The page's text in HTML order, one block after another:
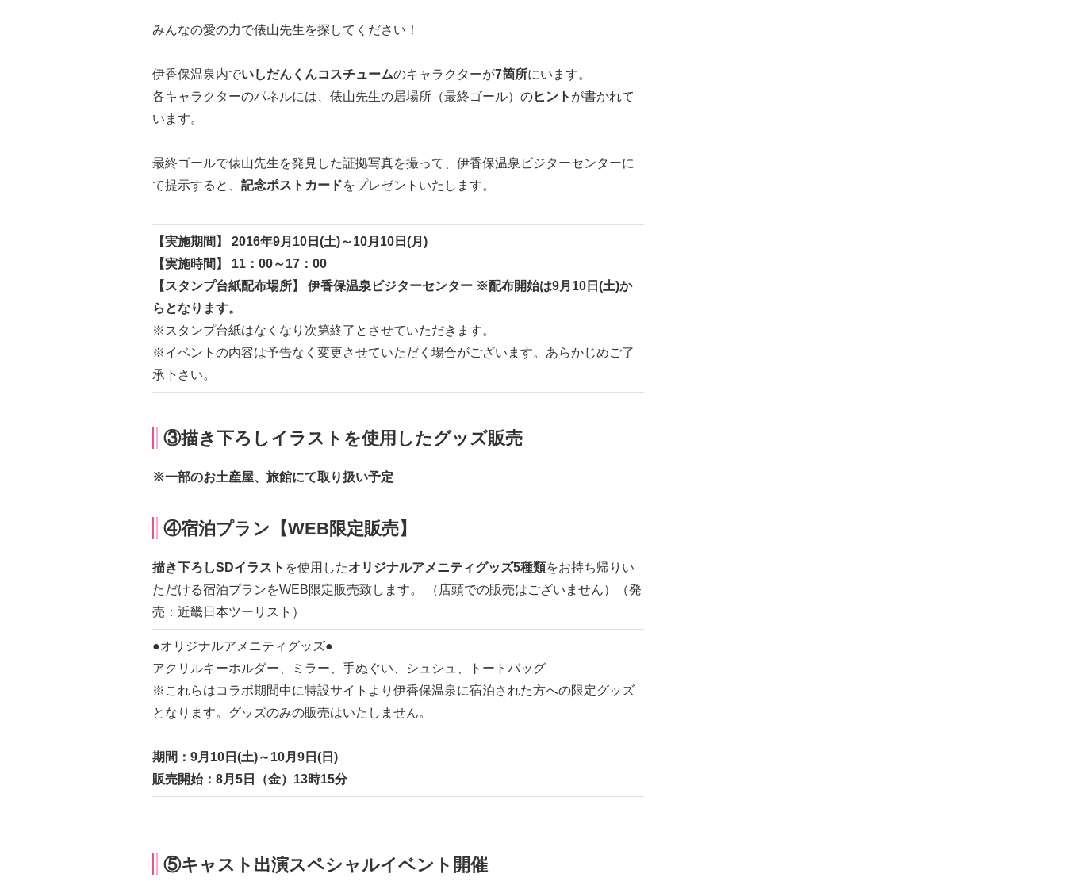
みんなの愛の力で俵山先生を探してください！
伊香保温泉内でいしだんくんコスチュームのキャラクターが7箇所にいます。
各キャラクターのパネルには、俵山先生の居場所（最終ゴール）のヒント が書かれて
います。
最終ゴールで俵山先生を発見した証拠写真を撮って、伊香保温泉ビジターセンターに
て提示すると、 記念ポストカードをプレゼントいたします。
【実施期間】 2016年9月10日(土)～10月10日(月)
【実施時間】 11：00～17：00
【スタンプ台紙配布場所】 伊香保温泉ビジターセンター ※配布開始は9月10日(土)か
らとなります。
※スタンプ台紙はなくなり次第終了とさせていただきます。
※イベントの内容は予告なく変更させていただく場合がございます。あらかじめご了
承下さい。
③描き下ろしイラストを使用したグッズ販売
※一部のお土産屋、旅館にて取り扱い予定
④宿泊プラン【WEB限定販売】
描き下ろしSDイラスト を使用したオリジナルアメニティグッズ5種類をお持ち帰りい
ただける宿泊プランをWEB限定販売致します。 （店頭での販売はございません）（発
売：近畿日本ツーリスト）
●オリジナルアメニティグッズ●
アクリルキーホルダー、ミラー、手ぬぐい、シュシュ、トートバッグ
※これらはコラボ期間中に特設サイトより伊香保温泉に宿泊された方への限定グッズ
となります。グッズのみの販売はいたしません。
期間：9月10日(土)～10月9日(日)
販売開始：8月5日（金）13時15分
⑤キャスト出演スペシャルイベント開催